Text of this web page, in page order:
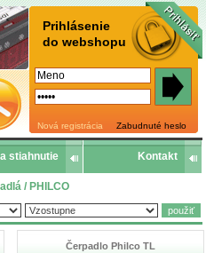
Prihlásenie
do webshopu
Nová registrácia Zabudnuté heslo
stiahnutie Kontakt
/ PHILCO
Čerpadlo Philco TL